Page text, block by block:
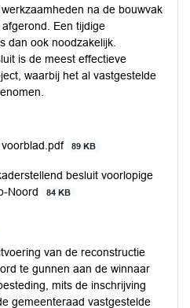
na de bouwvak
Een tijdige
dan ook noodzakelijk.
is de meest effectieve
waarbij het al vastgestelde
89 KB
besluit voorlopige
Noord
84 KB
van de reconstructie
te gunnen aan de winnaar
mits de inschrijving
gemeenteraad vastgestelde